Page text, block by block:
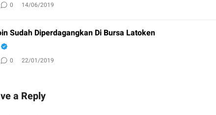
0 14/06/2019
Sudah Diperdagangkan Di Bursa Latoken
0 22/01/2019
a Reply